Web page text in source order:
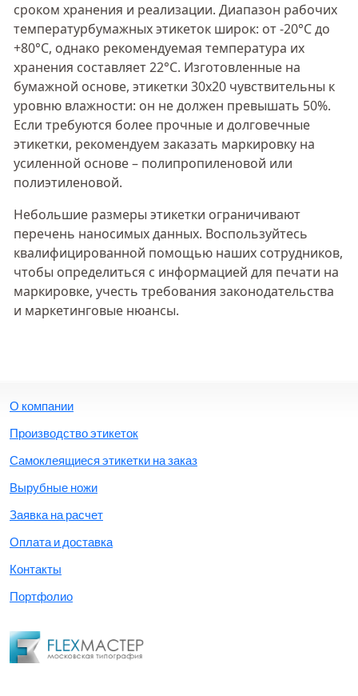
сроком хранения и реализации. Диапазон рабочих
температурбумажных этикеток широк: от -20°С до
+80°С, однако рекомендуемая температура их
хранения составляет 22°С. Изготовленные на
бумажной основе, этикетки 30х20 чувствительны к
уровню влажности: он не должен превышать 50%.
Если требуются более прочные и долговечные
этикетки, рекомендуем заказать маркировку на
усиленной основе – полипропиленовой или
полиэтиленовой.
Небольшие размеры этикетки ограничивают
перечень наносимых данных. Воспользуйтесь
квалифицированной помощью наших сотрудников,
чтобы определиться с информацией для печати на
маркировке, учесть требования законодательства
и маркетинговые нюансы.
О компании
Производство этикеток
Самоклеящиеся этикетки на заказ
Вырубные ножи
Заявка на расчет
Оплата и доставка
Контакты
Портфолио